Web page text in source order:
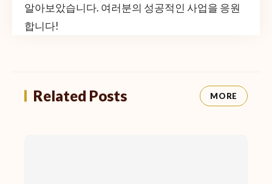
알아보았습니다. 여러분의 성공적인 사업을 응원
합니다!
Related Posts MORE